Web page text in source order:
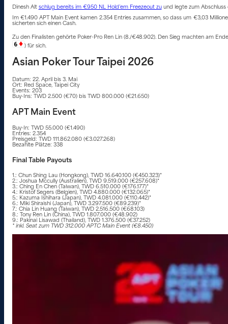
Dinesh Alt schlug bereits im €950 NL Hold’em Freezeout zuund legte zum Abschluss
Im €1.490 APT Main Event kamen 2.354 Entries zusammen, so dass um €3,03
sicherten sich einen Cash.
Zu den Finalisten gehörte Poker-Pro Ren Lin (8./€48.902). Den Sieg machten am
) für sich.
Asian Poker Tour Taipei 2026
Datum: 22. April bis 3. Mai
Ort: Red Space, Taipei City
Events: 203
Buy-Ins: TWD 2.500 (€70) bis TWD 800.000 (€21.650)
APT Main Event
Buy-In: TWD 55.000 (€1.490)
Entries: 2.354
Preisgeld: TWD 111.862.080 (€3.027.268)
Bezahlte Plätze: 338
Final Table Payouts
1.: Chun Shing Lau (Hongkong), TWD 16.640.100 (€450.323)*
2.: Joshua Mccully (Australien), TWD 9.519.000 (€257.608)*
3.: Ching En Chen (Taiwan), TWD 6.510.000 (€176.177)*
4.: Kristof Segers (Belgien), TWD 4.880.000 (€132.065)*
5.: Kazuma Ishihara (Japan), TWD 4.081.000 (€110.442)*
6.: Miki Shiraishi (Japan), TWD 3.297.500 (€89.239)*
7.: Chia Lin Huang (Taiwan), TWD 2.516.500 (€68.103)
8.: Tony Ren Lin (China), TWD 1.807.000 (€48.902)
9.: Pakinai Lisawad (Thailand), TWD 1.376.500 (€37.252)
* inkl. Seat zum TWD 312.000 APTC Main Event (€8.450)